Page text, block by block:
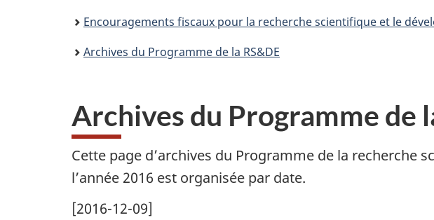
Encouragements fiscaux pour la recherche scientifique et le
Archives du Programme de la RS&DE
Archives du Programme de
Cette page d’archives du Programme de la recherche
l’année 2016 est organisée par date.
[2016-12-09]